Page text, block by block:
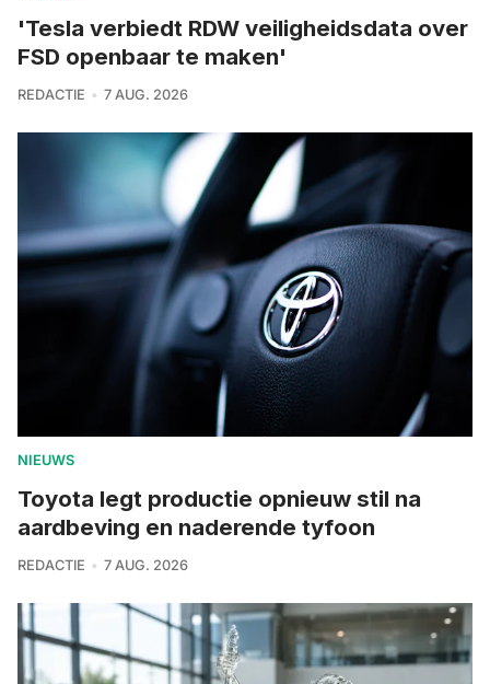
'Tesla verbiedt RDW veiligheidsdata over
FSD openbaar te maken'
REDACTIE 7 AUG. 2026
NIEUWS
Toyota legt productie opnieuw stil na
aardbeving en naderende tyfoon
REDACTIE 7 AUG. 2026